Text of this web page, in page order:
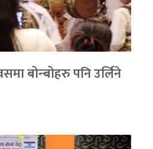
बोन्बोहरु पनि उर्लिने